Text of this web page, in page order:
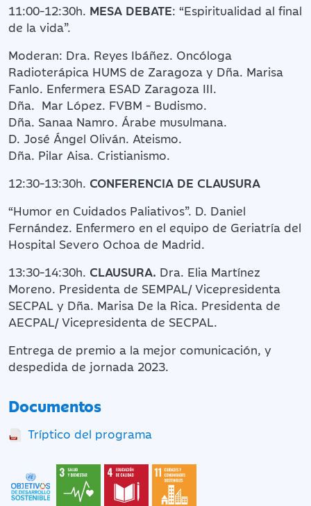
11:00-12:30h. MESA DEBATE: “Espiritualidad al final
de la vida”.
Moderan: Dra. Reyes Ibáñez. Oncóloga
Radioterápica HUMS de Zaragoza y Dña. Marisa
Fanlo. Enfermera ESAD Zaragoza III.
Dña. Mar López. FVBM - Budismo.
Dña. Sanaa Namro. Árabe musulmana.
D. José Ángel Oliván. Ateismo.
Dña. Pilar Aisa. Cristianismo.
12:30-13:30h. CONFERENCIA DE CLAUSURA
“Humor en Cuidados Paliativos”. D. Daniel
Fernández. Enfermero en el equipo de Geriatría del
Hospital Severo Ochoa de Madrid.
13:30-14:30h. CLAUSURA. Dra. Elia Martínez
Moreno. Presidenta de SEMPAL/ Vicepresidenta
SECPAL y Dña. Marisa De la Rica. Presidenta de
AECPAL/ Vicepresidenta de SECPAL.
Entrega de premio a la mejor comunicación, y
despedida de jornada 2023.
Documentos
Tríptico del programa